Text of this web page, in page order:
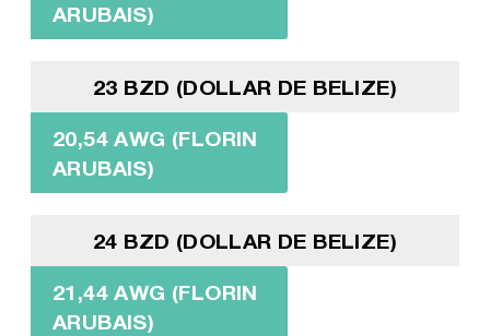
ARUBAIS)
23 BZD (DOLLAR DE BELIZE)
20,54 AWG (FLORIN
ARUBAIS)
24 BZD (DOLLAR DE BELIZE)
21,44 AWG (FLORIN
ARUBAIS)